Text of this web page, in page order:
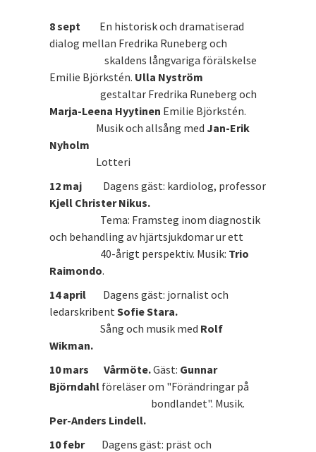
8 sept En historisk och dramatiserad
dialog mellan Fredrika Runeberg och
skaldens långvariga förälskelse
Emilie Björkstén. Ulla Nyström
gestaltar Fredrika Runeberg och
Marja-Leena Hyytinen Emilie Björkstén.
Musik och allsång med Jan-Erik
Nyholm
Lotteri
12 maj Dagens gäst: kardiolog, professor
Kjell Christer Nikus.
Tema: Framsteg inom diagnostik
och behandling av hjärtsjukdomar ur ett
40-årigt perspektiv. Musik: Trio
Raimondo.
14 april Dagens gäst: jornalist och
ledarskribent Sofie Stara.
Sång och musik med Rolf
Wikman.
10 mars Vårmöte.Gäst: Gunnar
Björndahl föreläser om "Förändringar på
bondlandet". Musik.
Per-Anders Lindell.
10 febr Dagens gäst: präst och